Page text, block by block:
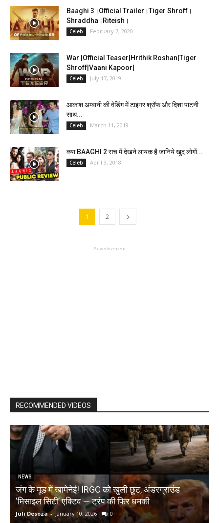
Baaghi 3।Official Trailer।Tiger Shroff।
Shraddha।Riteish।
Celeb February 7, 2020
War |Official Teaser|Hrithik Roshan|Tiger
Shroff|Vaani Kapoor|
Celeb July 17, 2019
आकाश अम्बानी की वेडिंग में टाइगर श्रॉफ और दिशा पाटनी
साथ...
Celeb March 11, 2019
क्या BAAGHI 2 सच में देखने लायक है जानिये खुद लोगों...
Celeb April 3, 2018
1 2
- Advertisement -
RECOMMENDED VIDEOS
NEWS
जंग के मूड में खामेनेई! IRGC को खुली छूट, अंडरग्राउंड
‘मिसाइल सिटी’ एक्टिव — ट्रंप की फिर धमकी
Juli Desoza - January 10, 2026 0